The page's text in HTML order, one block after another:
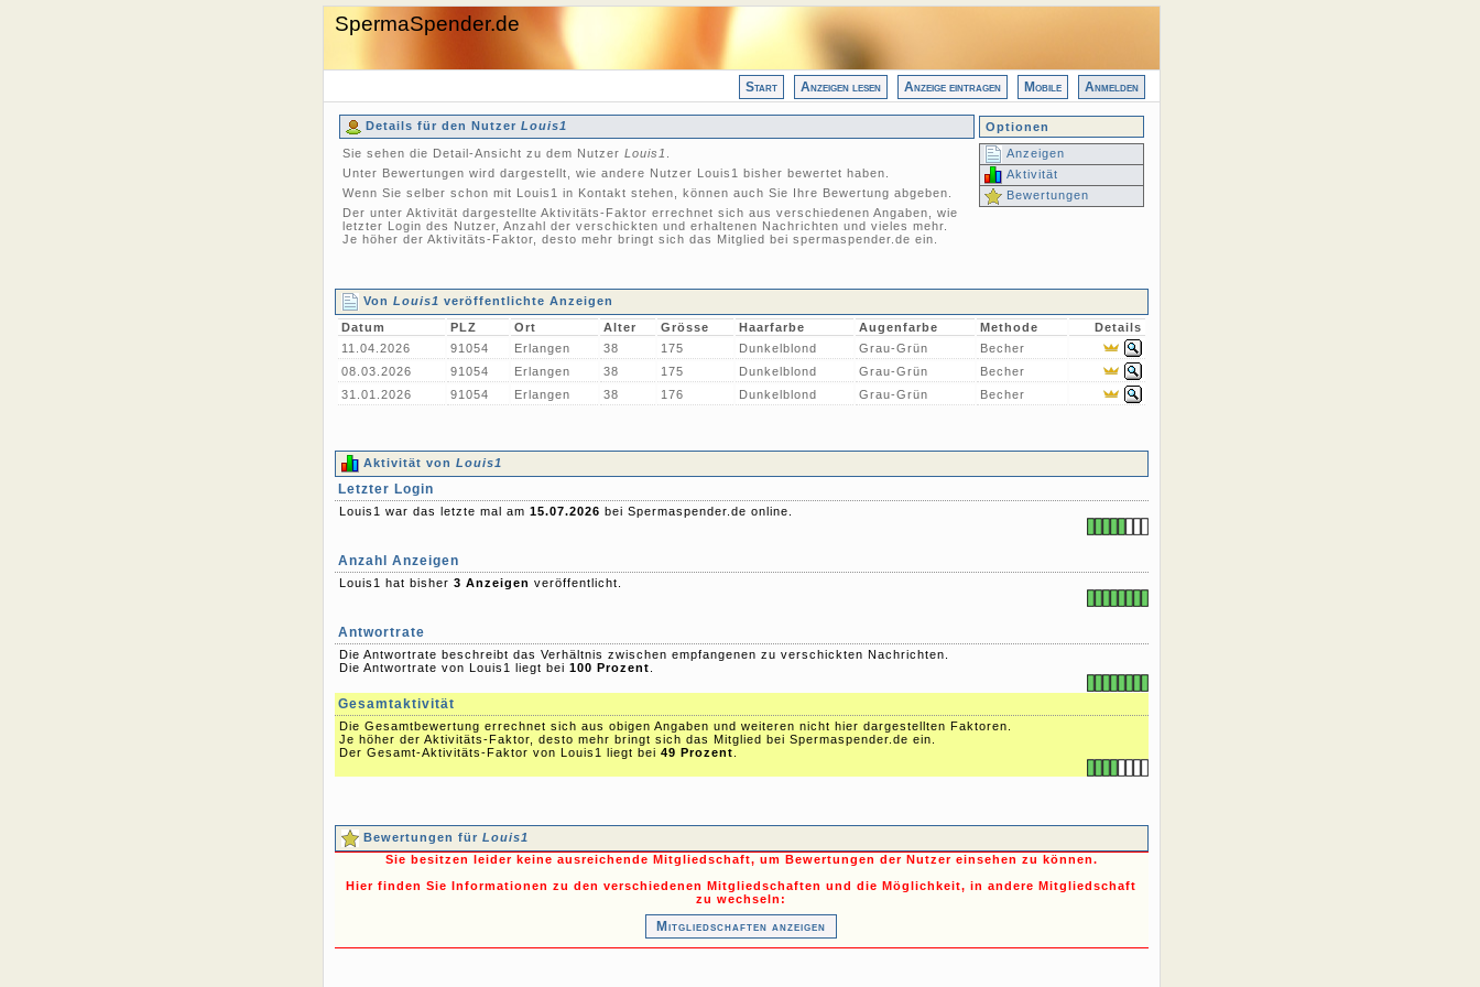
SpermaSpender.de
Start Anzeigen lesen Anzeige eintragen Mobile Anmelden
Details für den Nutzer Louis1
Optionen
Sie sehen die Detail-Ansicht zu dem Nutzer Louis1
Unter Bewertungen wird dargestellt, wie andere Nutzer Louis1 bisher bewertet haben.
Wenn Sie selber schon mit Louis1 in Kontakt stehen, können auch Sie Ihre Bewertung abgeben.
Der unter Aktivität dargestellte Aktivitäts-Faktor errechnet sich aus verschiedenen Angaben, wie
letzter Login des Nutzer, Anzahl der verschickten und erhaltenen Nachrichten und vieles mehr.
Je höher der Aktivitäts-Faktor, desto mehr bringt sich das Mitglied bei spermaspender.de ein.
Anzeigen
Aktivität
Bewertungen
Von Louis1 veröffentlichte Anzeigen
Datum PLZ Ort Alter Grösse Haarfarbe Augenfarbe Methode
Details
11.04.2026
91054 Erlangen 38 175 Dunkelblond Grau-Grün
Becher
08.03.2026
91054 Erlangen 38 175 Dunkelblond Grau-Grün
Becher
31.01.2026
91054 Erlangen 38 176 Dunkelblond Grau-Grün Becher
Aktivität von Louis1
Letzter Login
Louis1 war das letzte mal am 15.07.2026 bei Spermaspender.de online.
Anzahl Anzeigen
Louis1 hat bisher 3 Anzeigen veröffentlicht.
Antwortrate
Die Antwortrate beschreibt das Verhältnis zwischen empfangenen zu verschickten Nachrichten.
Die Antwortrate von Louis1 liegt bei 100 Prozent
Gesamtaktivität
Die Gesamtbewertung errechnet sich aus obigen Angaben und weiteren nicht hier dargestellten Faktoren.
Je höher der Aktivitäts-Faktor, desto mehr bringt sich das Mitglied bei Spermaspender.de ein.
Der Gesamt-Aktivitäts-Faktor von Louis1 liegt bei 49 Prozent
Bewertungen für Louis1
Sie besitzen leider keine ausreichende Mitgliedschaft, um Bewertungen der Nutzer einsehen zu können.
Hier finden Sie Informationen zu den verschiedenen Mitgliedschaften und die Möglichkeit, in andere Mitgliedschaft
zu wechseln:
Mitgliedschaften anzeigen